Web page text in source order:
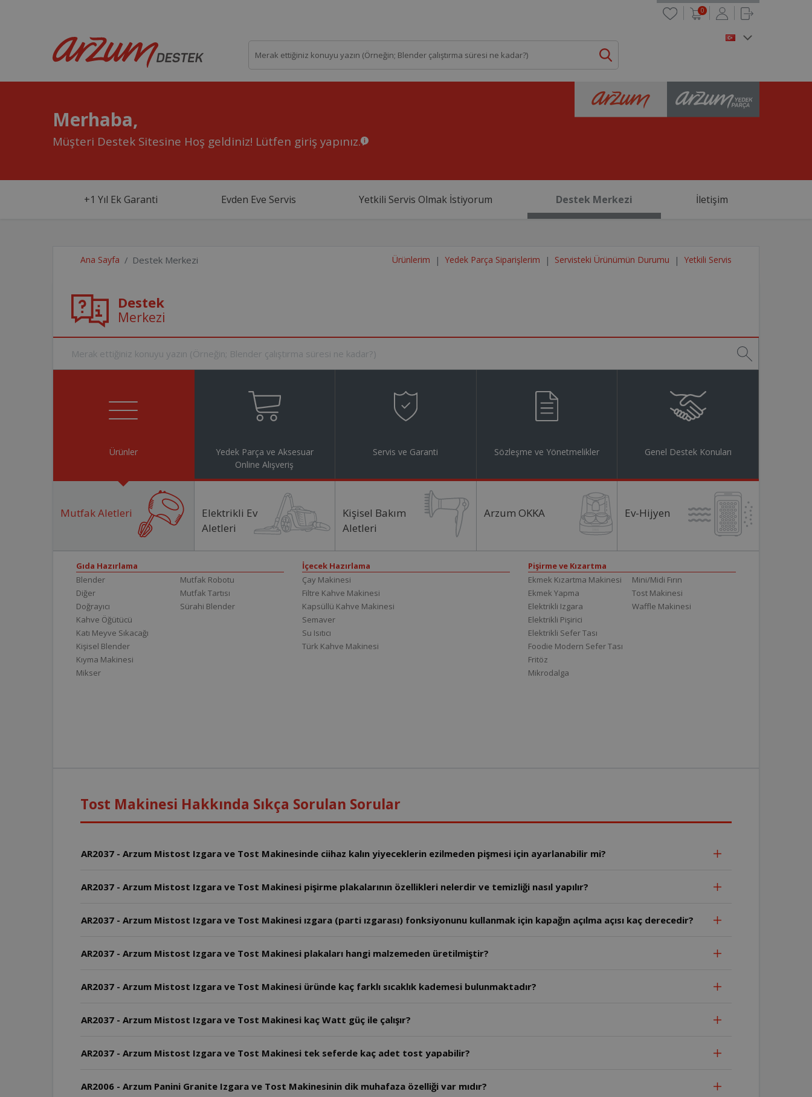
0
Merhaba,
Müşteri Destek Sitesine Hoş geldiniz! Lütfen giriş yapınız.
+1 Yıl Ek Garanti Evden Eve Servis Yetkili Servis Olmak İstiyorum Destek Merkezi İletişim
Ana Sayfa Destek Merkezi Ürünlerim Yedek Parça Siparişlerim Servisteki Ürünümün Durumu Yetkili Servis
Destek
Merkezi
Ürünler
Yedek Parça ve Aksesuar
Online Alışveriş
Servis ve Garanti Sözleşme ve Yönetmelikler Genel Destek Konuları
Mutfak Aletleri
Elektrikli Ev
Aletleri
Kişisel Bakım
Aletleri
Arzum OKKA Ev-Hijyen
Gıda Hazırlama
Blender
Diğer
Doğrayıcı
Kahve Öğütücü
Katı Meyve Sıkacağı
Kişisel Blender
Kıyma Makinesi
Mikser
Mutfak Robotu
Mutfak Tartısı
Sürahi Blender
İçecek Hazırlama
Çay Makinesi
Filtre Kahve Makinesi
Kapsüllü Kahve Makinesi
Semaver
Su Isıtıcı
Türk Kahve Makinesi
Pişirme ve Kızartma
Ekmek Kızartma Makinesi
Ekmek Yapma
Elektrikli Izgara
Elektrikli Pişirici
Elektrikli Sefer Tası
Foodie Modern Sefer Tası
Fritöz
Mikrodalga
Mini/Midi Fırın
Tost Makinesi
Waffle Makinesi
Tost Makinesi Hakkında Sıkça Sorulan Sorular
AR2037 - Arzum Mistost Izgara ve Tost Makinesinde ciihaz kalın yiyeceklerin ezilmeden pişmesi için ayarlanabilir mi?
AR2037 - Arzum Mistost Izgara ve Tost Makinesi pişirme plakalarının özellikleri nelerdir ve temizliği nasıl yapılır?
AR2037 - Arzum Mistost Izgara ve Tost Makinesi ızgara (parti ızgarası) fonksiyonunu kullanmak için kapağın açılma açısı kaç derecedir?
AR2037 - Arzum Mistost Izgara ve Tost Makinesi plakaları hangi malzemeden üretilmiştir?
AR2037 - Arzum Mistost Izgara ve Tost Makinesi üründe kaç farklı sıcaklık kademesi bulunmaktadır?
AR2037 - Arzum Mistost Izgara ve Tost Makinesi kaç Watt güç ile çalışır?
AR2037 - Arzum Mistost Izgara ve Tost Makinesi tek seferde kaç adet tost yapabilir?
AR2006 - Arzum Panini Granite Izgara ve Tost Makinesinin dik muhafaza özelliği var mıdır?